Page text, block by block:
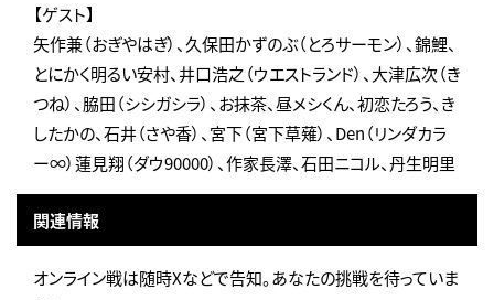
【ゲスト】
矢作兼（おぎやはぎ）、久保田かずのぶ（とろサーモン）、錦鯉、
とにかく明るい安村、井口浩之（ウエストランド）、大津広次（き
つね）、脇田（シシガシラ）、お抹茶、昼メシくん、初恋たろう、き
したかの、石井（さや香）、宮下（宮下草薙）、Den（リンダカラ
ー∞）蓮見翔（ダウ90000）、作家長澤、石田ニコル、丹生明里
関連情報
オンライン戦は随時Xなどで告知。あなたの挑戦を待っていま